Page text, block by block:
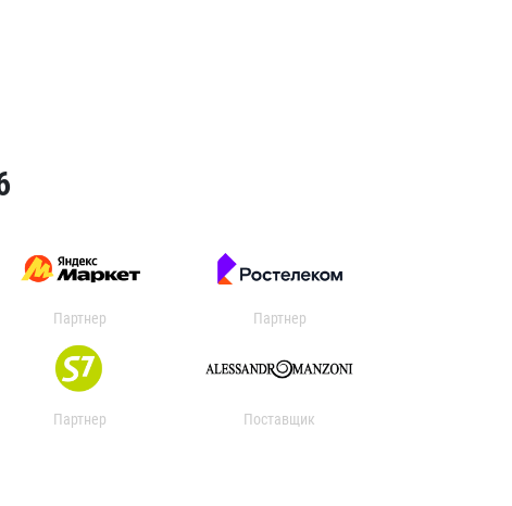
Партнер Партнер
Партнер Поставщик